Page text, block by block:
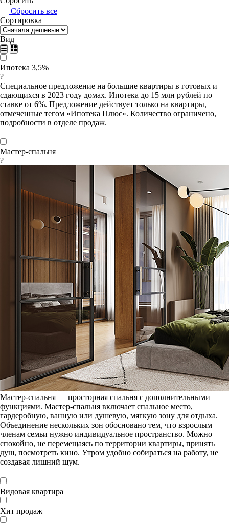
Сбросить все
Сортировка
Вид
Ипотека 3,5%
?
Специальное предложение на большие квартиры в готовых и
сдающихся в 2023 году домах. Ипотека до 15 млн рублей по
ставке от 6%. Предложение действует только на квартиры,
отмеченные тегом «Ипотека Плюс». Количество ограничено,
подробности в отделе продаж.
Мастер-спальня
?
Мастер-спальня — просторная спальня с дополнительными
функциями. Мастер-спальня включает спальное место,
гардеробную, ванную или душевую, мягкую зону для отдыха.
Объединение нескольких зон обосновано тем, что взрослым
членам семьи нужно индивидуальное пространство. Можно
спокойно, не перемещаясь по территории квартиры, принять
душ, посмотреть кино. Утром удобно собираться на работу, не
создавая лишний шум.
Видовая квартира
Хит продаж